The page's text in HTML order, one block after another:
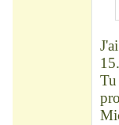
Tu